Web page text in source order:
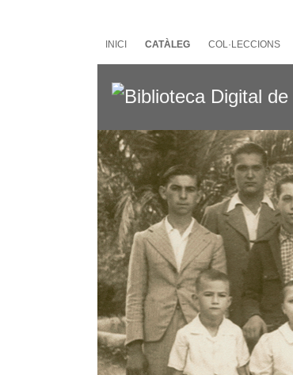
INICI CATÀLEG COL·LECCIONS